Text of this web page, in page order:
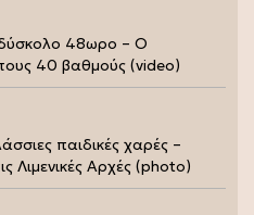
48ωρο – Ο
40 βαθμούς (video)
παιδικές χαρές –
Λιμενικές Αρχές (photo)